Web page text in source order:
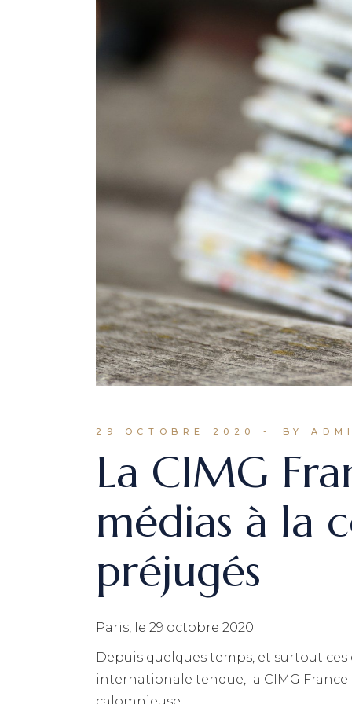
29 OCTOBRE 2020 BY
La CIMG
médias à la
préjugés
Paris, le 29 octobre 2020
Depuis quelques temps, et surtout
internationale tendue, la CIMG